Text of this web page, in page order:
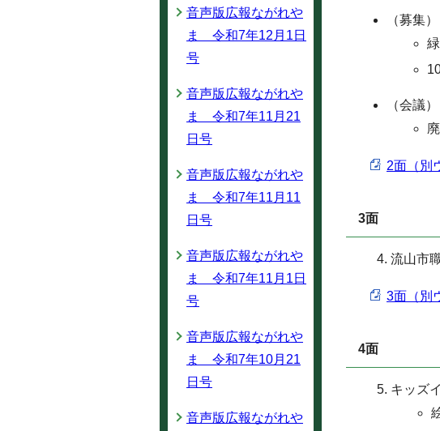
（募集）
（会議）
2面（別
3面
流山市
3面（別
4面
キッズ
音声版広報ながれや
ま 令和7年12月1日
号
音声版広報ながれや
ま 令和7年11月21
日号
音声版広報ながれや
ま 令和7年11月11
日号
音声版広報ながれや
ま 令和7年11月1日
号
音声版広報ながれや
ま 令和7年10月21
日号
音声版広報ながれや